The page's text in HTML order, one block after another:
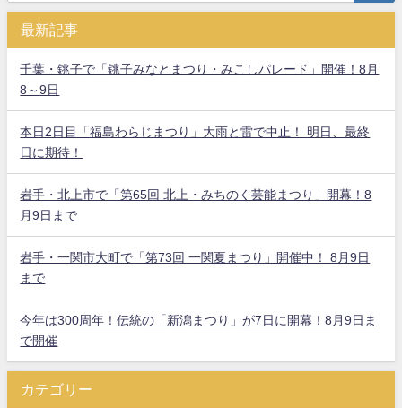
最新記事
千葉・銚子で「銚子みなとまつり・みこしパレード」開催！8月
8～9日
本日2日目「福島わらじまつり」大雨と雷で中止！ 明日、最終
日に期待！
岩手・北上市で「第65回 北上・みちのく芸能まつり」開幕！8
月9日まで
岩手・一関市大町で「第73回 一関夏まつり」開催中！ 8月9日
まで
今年は300周年！伝統の「新潟まつり」が7日に開幕！8月9日ま
で開催
カテゴリー